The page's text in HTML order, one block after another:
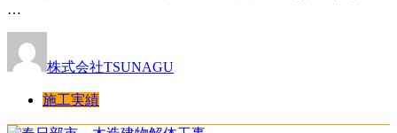
…
株式会社TSUNAGU
施工実績